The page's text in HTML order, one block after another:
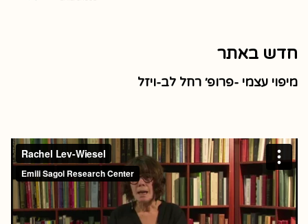
חדש באתר
מיפוי עצמי -פרופ׳ רחל לב-ויזל